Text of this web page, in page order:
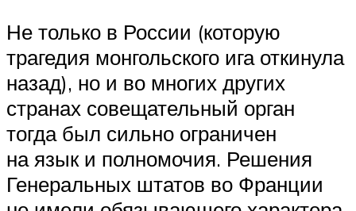
Не только в России (которую
трагедия монгольского ига откинула
назад), но и во многих других
странах совещательный орган
тогда был сильно ограничен
на язык и полномочия. Решения
Генеральных штатов во Франции